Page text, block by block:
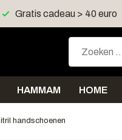
Gratis cadeau > 40 euro
HAMMAM HOME
handschoenen